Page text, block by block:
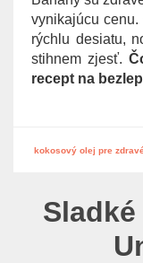
vynikajúcu
rýchlu desiatu,
stihnem zjesť.
recept na
kokosový olej pre